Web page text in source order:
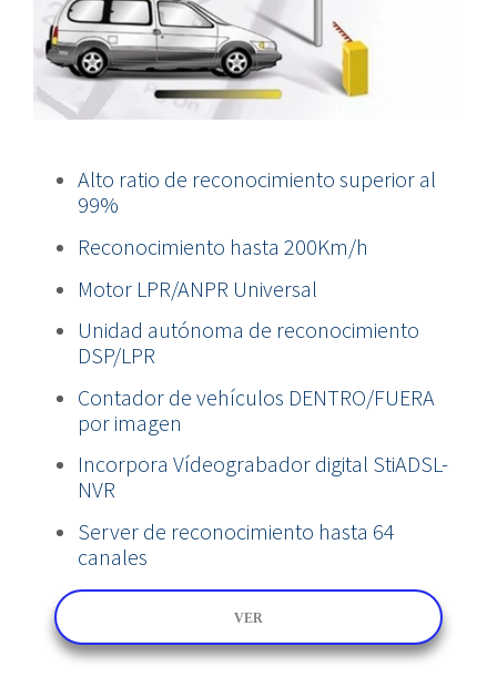
Alto ratio de reconocimiento superior al
99%
Reconocimiento hasta 200Km/h
Motor LPR/ANPR Universal
Unidad autónoma de reconocimiento
DSP/LPR
Contador de vehículos DENTRO/FUERA
por imagen
Incorpora Vídeograbador digital StiADSL-
NVR
Server de reconocimiento hasta 64
canales
VER